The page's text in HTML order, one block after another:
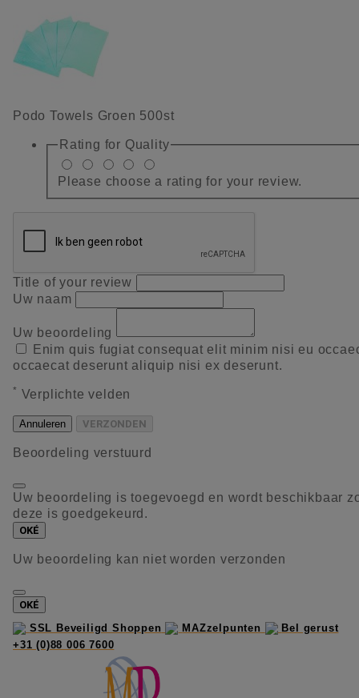
Podo Towels Groen 500st
Rating for Quality
Please choose a rating for your review.
Title of your review
Uw naam
Uw beoordeling
Enim quis fugiat consequat elit minim nisi eu
occaecat deserunt aliquip nisi ex deserunt.
* Verplichte velden
Annuleren VERZONDEN
Beoordeling verstuurd
Uw beoordeling is toegevoegd en wordt beschikbaar
deze is goedgekeurd.
OKÉ
Uw beoordeling kan niet worden verzonden
OKÉ
SSL Beveiligd Shoppen
MAZzelpunten
Bel gerust
+31 (0)88 006 7600